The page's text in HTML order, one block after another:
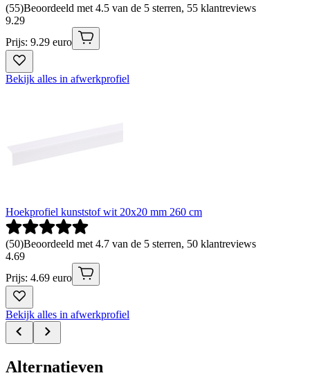
(55)Beoordeeld met 4.5 van de 5 sterren, 55 klantreviews
9.29
Prijs: 9.29 euro
Bekijk alles in afwerkprofiel
Hoekprofiel kunststof wit 20x20 mm 260 cm
(50)Beoordeeld met 4.7 van de 5 sterren, 50 klantreviews
4.69
Prijs: 4.69 euro
Bekijk alles in afwerkprofiel
Alternatieven